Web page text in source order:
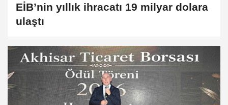
EİB’nin yıllık ihracatı 19 milyar dolara
ulaştı